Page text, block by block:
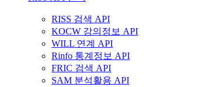
RISS 검색 API
KOCW 강의정보 API
WILL 연계 API
Rinfo 통계정보 API
FRIC 검색 API
SAM 분석활용 API